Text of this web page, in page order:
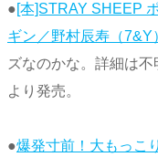
●[本]STRAY SHEEP
ギン／野村辰寿（7&Y
ズなのかな。詳細は
より発売。
●爆発寸前！大もっこ